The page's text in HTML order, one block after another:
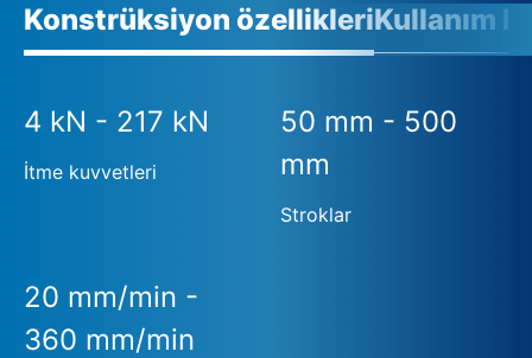
Konstrüksiyon özellikleriKullanım
4 kN - 217 kN
İtme kuvvetleri
50 mm - 500
mm
Stroklar
20 mm/min -
360 mm/min